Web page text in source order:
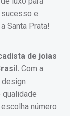
sucesso e
Santa Prata!
de joias
Com a
qualidade
número